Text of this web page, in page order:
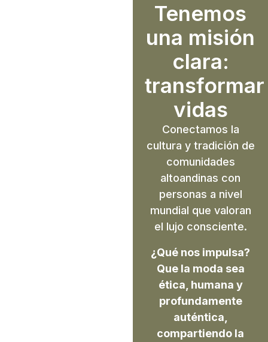
Tenemos
una misión
clara:
transformar
vidas
Conectamos la
cultura y tradición de
comunidades
altoandinas con
personas a nivel
mundial que valoran
el lujo consciente.
¿Qué nos impulsa?
Que la moda sea
ética, humana y
profundamente
auténtica,
compartiendo la